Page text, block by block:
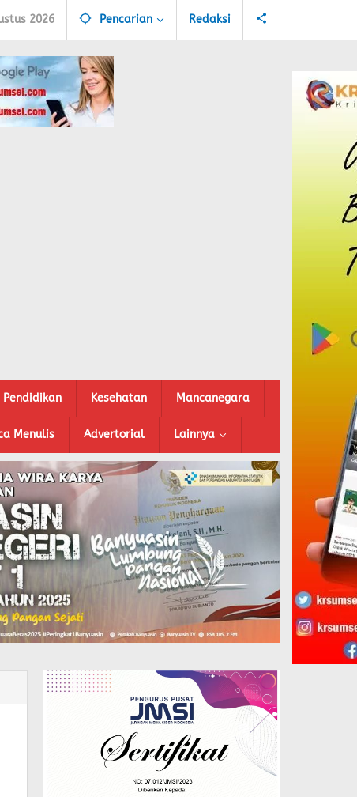
2026 Pencarian Redaksi
Pendidikan Kesehatan Mancanegara
Menulis Advertorial Lainnya